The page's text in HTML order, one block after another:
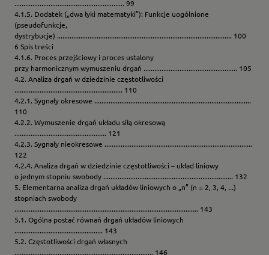
............................................................. 99
4.1.5. Dodatek („dwa łyki matematyki”): Funkcje uogólnione
(pseudofunkcje,
dystrybucje) ................................................................................................. 100
6 Spis treści
4.1.6. Proces przejściowy i proces ustalony
przy harmonicznym wymuszeniu drgań .................................................... 105
4.2. Analiza drgań w dziedzinie częstotliwości
............................................................ 110
4.2.1. Sygnały okresowe .......................................................................................
110
4.2.2. Wymuszenie drgań układu siłą okresową
................................................... 121
4.2.3. Sygnały nieokresowe ..................................................................................
122
4.2.4. Analiza drgań w dziedzinie częstotliwości – układ liniowy
o jednym stopniu swobody ........................................................................ 132
5. Elementarna analiza drgań układów liniowych o „n” (n = 2, 3, 4, ...)
stopniach swobody
...................................................................................................... 143
5.1. Ogólna postać równań drgań układów liniowych
................................................. 143
5.2. Częstotliwości drgań własnych
............................................................................. 146